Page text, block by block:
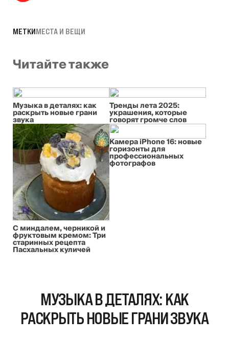
МЕТКИМЕСТА И ВЕЩИ
Читайте также
Музыка в деталях: как
раскрыть новые грани
звука
Тренды лета 2025:
украшения, которые
говорят громче слов
С миндалем, черникой и
фруктовым кремом: Три
старинных рецепта
Пасхальных куличей
Камера iPhone 16: новые
горизонты для
профессиональных
фотографов
МУЗЫКА В ДЕТАЛЯХ: КАК
РАСКРЫТЬ НОВЫЕ ГРАНИ ЗВУКА